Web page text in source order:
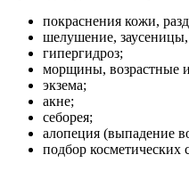
покраснения кожи,
шелушение,
гипергидроз;
морщины, возрастные
экзема;
акне;
себорея;
алопеция (выпадение
подбор косметических